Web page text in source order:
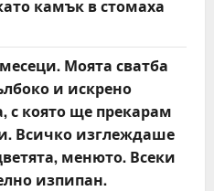
камък в стомаха
Моята сватба
и искрено
с която ще прекарам
Всичко изглеждаше
менюто. Всеки
изпипан.